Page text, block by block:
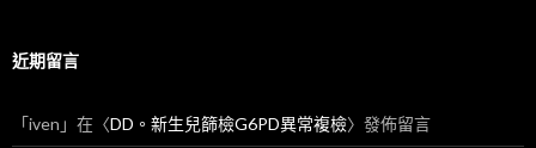
近期留言
「iven 」在〈DD。新生兒篩檢G6PD異常複檢〉發佈留言